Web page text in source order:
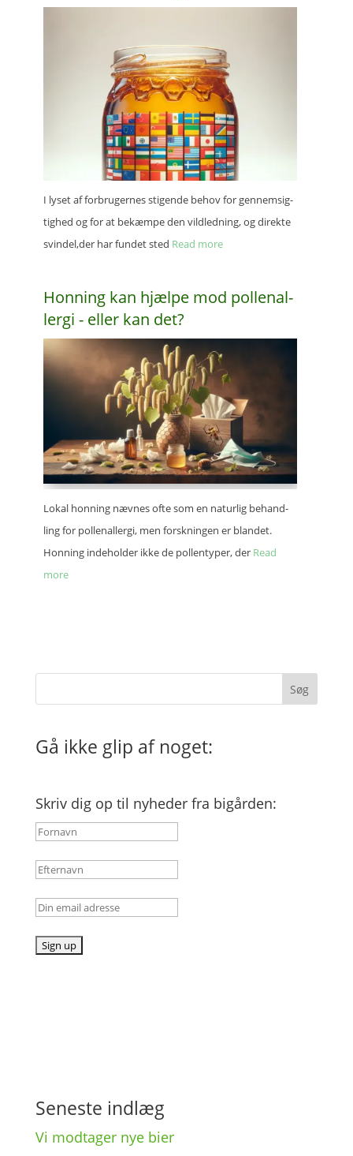
I lyset af forbru­ger­nes stigen­de behov for gennem­sig­
tig­hed og for at bekæm­pe den vild­led­ning, og direk­te
svindel,der har fundet sted Read more
Honning kan hjælpe mod polle­nal­
ler­gi - eller kan det?
Lokal honning nævnes ofte som en natur­lig behand­
ling for polle­nal­ler­gi, men forsk­nin­gen er blan­det.
Honning inde­hol­der ikke de pollen­ty­per, der Read
more
Søg
Gå ikke glip af noget:
Skriv dig op til nyheder fra bigården:
Seneste indlæg
Vi modta­ger nye bier